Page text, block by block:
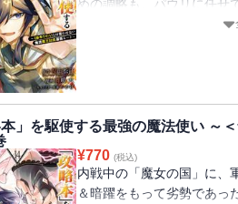
めの調略も、パウリに任せ
いの魔女相手には一筋縄で
本」を駆使する最強の魔法使い ～
¥770 (税込)
内戦中の「魔女の国」に、
＆暗躍をもって劣勢であっ